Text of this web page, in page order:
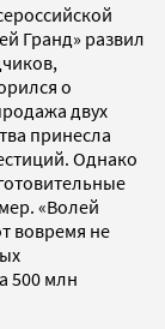
Гранд» развил
о
двух
принесла
Однако
«Волей
вовремя не
500 млн